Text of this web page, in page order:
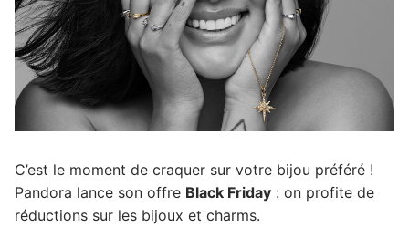
C’est le moment de craquer sur votre bijou préféré !
Pandora lance son offre Black Friday : on profite de
réductions sur les bijoux et charms.